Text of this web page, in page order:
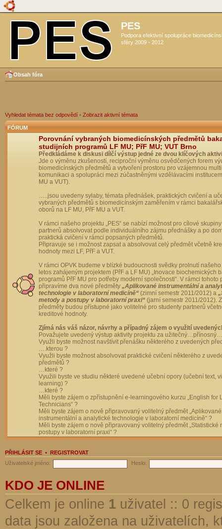
PES
Podpora efektivní spolupráce
sféry 2009 - 2012
Obsah fóra
Vyhledat témata bez odpovědí • Zobrazit aktivní témata
FÓRUM
Porovnání vybraných biomedicínských předmětů
studijních programů LF MU; PřF MU; VUT Brno
Předkládáme k diskusi dílčí výstup jedné ze dvou klíčových
Jde o výměnu zkušeností, reciproční výměnu osvědčených forem
biomedicínských předmětů a vytvoření prostoru pro vzájemnou
komunikaci a spolupráci mezi zúčastněnými vzdělávacími
MU a VUT).
…..jsou uvedeny sylaby, témata přednášek, praktických cvičení a
vybraných předmětů s biomedicínským zaměřením v rámci
oborů na LF MU, PřF MU a VUT.
V rámci našeho projektu „PES“ se nabízí možnost pro cílové
partnerů absolvovat podle individuálního zájmu přednášky a po
praktická cvičení v rámci popsaných předmětů.
Připravuje se i možnost zapsat a absolvovat celý předmět včetně
hodnoty mezi LF, PřF a VUT.
V rámci OPVK budeme v blízké budoucnosti svědky prolnutí
letos zahájeným projektem (PřF a LF MU) „Inovace biochemických
programů PřF MU pro potřeby moderní společnosti“. V rámci tohoto
připravíme dva nové předměty „Aplikované instrumentální a
technologie v laboratorní medicíně“ (zimní semestr 2011/2012) a
metody a postupy v laboratorní praxi“ (jarní semestr 2011/2012).
předměty budou přístupné jako volitelné pro studenty partnerů
kreditové hodnoty.
Zjímá nás váš názor, návrhy a případný zájem o využití
Považujete uvedený výstup aktivity projektu za
Využli byste možnost navštívit přenášku některého z uvedených
….kterou ?
Využli byste možnost absolvovat praktické cvičení některého z
předmětů ?
…které ?
Využili byste ve studiu některé uvedené učební opory (učební text,
learning) ?
…které ?
Měli byste zájem o zpřístupnění e-learningového kurzu „English for
Technicians“ ?
Měli byste zájem o nově připravovaný volitelný předmět „Aplikované
instrumentální a analytické technologie v laboratorní medicíně“ ?
Měli byste zájem o nově připravovaný volitelný předmět „Statistické
postupy v laboratorní praxi“ ?
PŘIHLÁSIT SE • REGISTROVAT
Uživatelské jméno:
Heslo:
KDO JE ONLINE
Celkem je online 1 uživatel :: 0
data jsou založena na uživatelích,